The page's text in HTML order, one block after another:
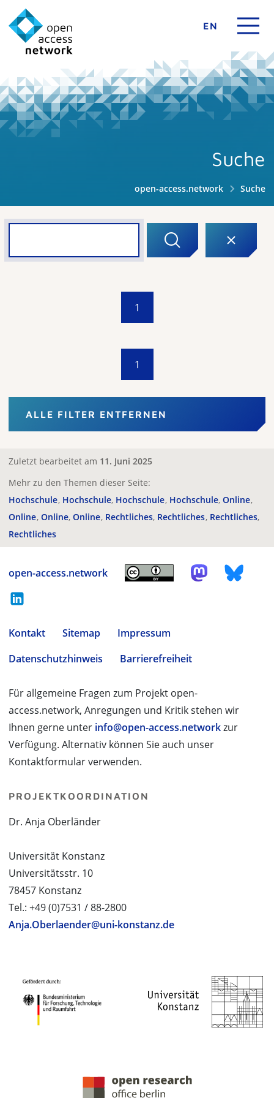
EN
Suche
open-access.network Suche
1
1
ALLE FILTER ENTFERNEN
Zuletzt bearbeitet am 11. Juni 2025
Mehr zu den Themen dieser Seite:
Hochschule Hochschule Hochschule Hochschule Online
Online Online Online Rechtliches Rechtliches Rechtliches
Rechtliches
open-access.network
Kontakt Sitemap
Impressum
Datenschutzhinweis
Barrierefreiheit
Für allgemeine Fragen zum Projekt open-
access.network, Anregungen und Kritik stehen wir
Ihnen gerne unter info@open-access.networkzur
Verfügung. Alternativ können Sie auch unser
Kontaktformular verwenden.
PROJEKTKOORDINATION
Dr. Anja Oberländer
Universität Konstanz
Universitätsstr. 10
78457 Konstanz
Tel.: +49 (0)7531 / 88-2800
Anja.Oberlaender@uni-konstanz.de